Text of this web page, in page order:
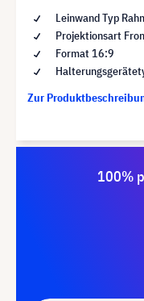
Leinwand Typ
Projektionsart
Format 16:9
Zur
100%